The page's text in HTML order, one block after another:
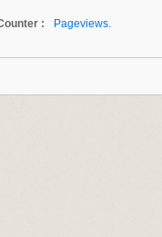
:
Pageviews.